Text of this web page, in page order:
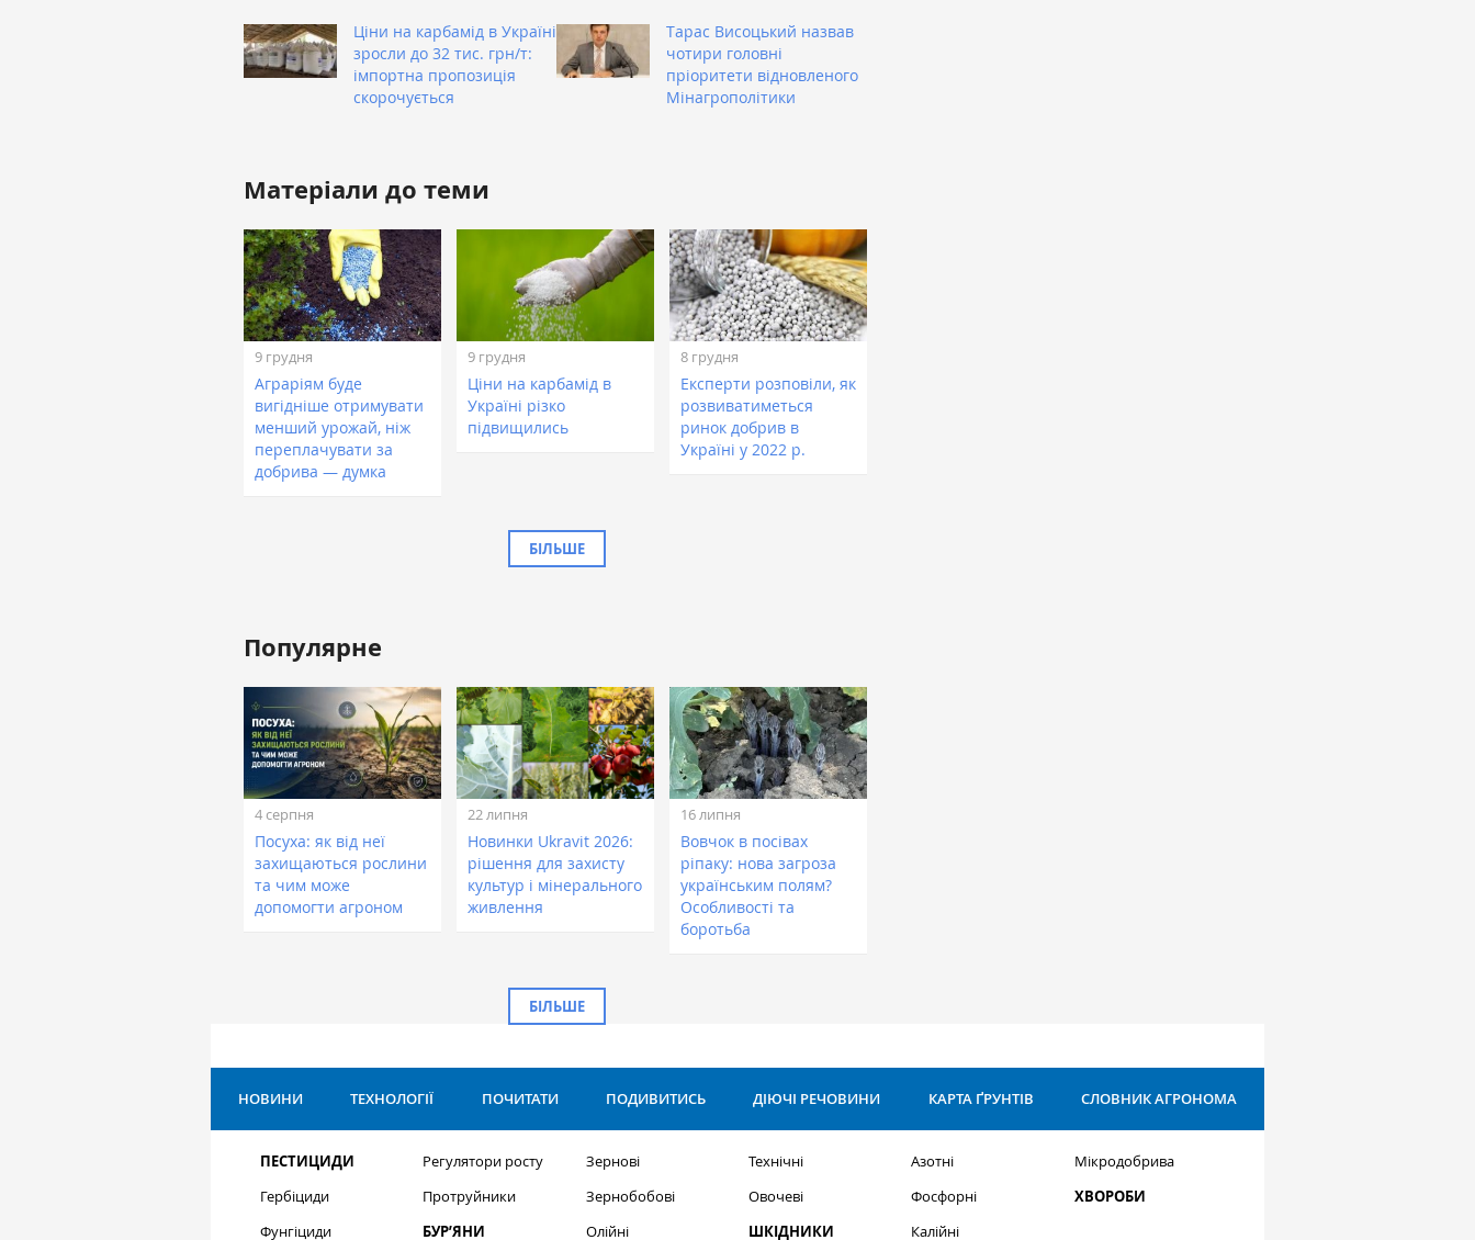
Ціни на карбамід в Україні
зросли до 32 тис. грн/т:
імпортна пропозиція
скорочується
Тарас Висоцький назвав
чотири головні
пріоритети відновленого
Мінагрополітики
Матеріали до теми
9 грудня
Аграріям буде
вигідніше отримувати
менший урожай, ніж
переплачувати за
добрива — думка
9 грудня
Ціни на карбамід в
Україні різко
підвищились
8 грудня
Експерти розповіли, як
розвиватиметься
ринок добрив в
Україні у 2022 р.
БІЛЬШЕ
Популярне
4 серпня
Посуха: як від неї
захищаються рослини
та чим може
допомогти агроном
22 липня
Новинки Ukravit 2026:
рішення для захисту
культур і мінерального
живлення
16 липня
Вовчок в посівах
ріпаку: нова загроза
українським полям?
Особливості та
боротьба
БІЛЬШЕ
НОВИНИ ТЕХНОЛОГІЇ ПОЧИТАТИ ПОДИВИТИСЬ ДІЮЧІ РЕЧОВИНИ КАРТА ҐРУНТІВ СЛОВНИК АГРОНОМА
ПЕСТИЦИДИ
Гербіциди
Фунгіциди
Регулятори росту
Протруйники
БУР’ЯНИ
Зернові
Зернобобові
Олійні
Технічні
Овочеві
ШКІДНИКИ
Азотні
Фосфорні
Калійні
Мікродобрива
ХВОРОБИ